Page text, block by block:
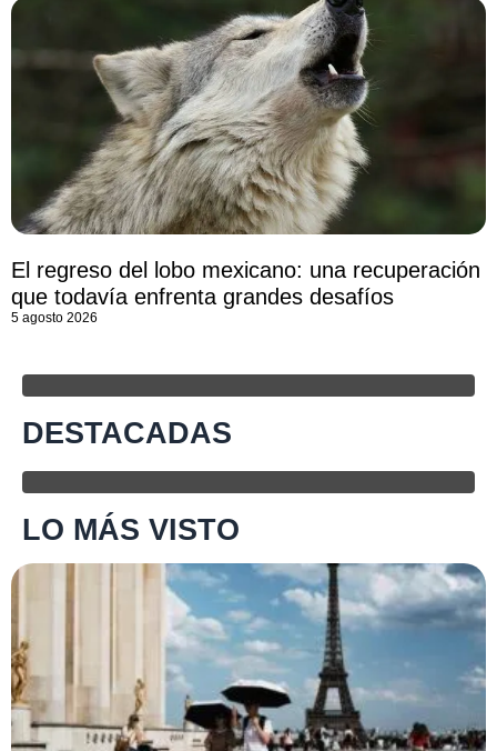
El regreso del lobo mexicano: una recuperación
que todavía enfrenta grandes desafíos
5 agosto 2026
DESTACADAS
LO MÁS VISTO